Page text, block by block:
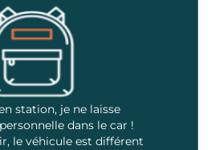
station, je ne laisse
dans le car !
le véhicule est différent